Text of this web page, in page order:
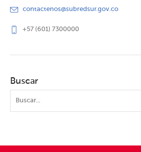
contactenos@subredsur.gov.co
+57 (601) 7300000
Buscar